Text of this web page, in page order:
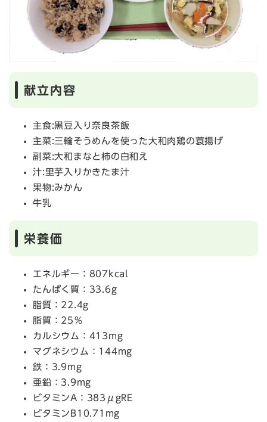
献立内容
主食:黒豆入り奈良茶飯
主菜:三輪そうめんを使った大和肉鶏の蓑揚げ
副菜:大和まなと柿の白和え
汁:里芋入りかきたま汁
果物:みかん
牛乳
栄養価
エネルギー：807kcal
たんぱく質：33.6g
脂質：22.4g
脂質：25％
カルシウム：413mg
マグネシウム：144mg
鉄：3.9mg
亜鉛：3.9mg
ビタミンA：383μgRE
ビタミンB10.71mg